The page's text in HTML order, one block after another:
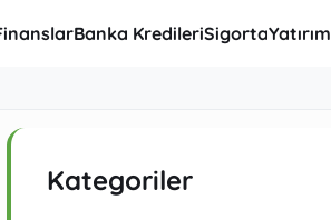
Banka KredileriSigortaYatırım
Kategoriler